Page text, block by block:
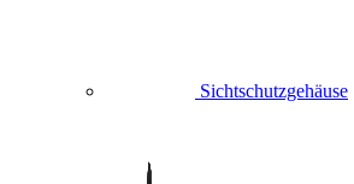
Sichtschutzgehäuse